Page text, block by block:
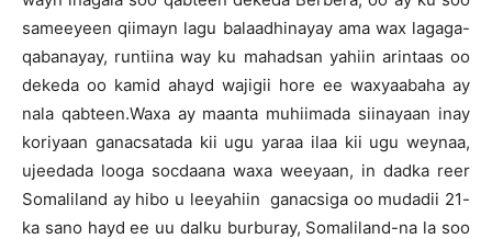
sameeyeen qiimayn lagu balaadhinayay ama wax lagaga-
qabanayay, runtiina way ku mahadsan yahiin arintaas oo
dekeda oo kamid ahayd wajigii hore ee waxyaabaha ay
nala qabteen.Waxa ay maanta muhiimada siinayaan inay
koriyaan ganacsatada kii ugu yaraa ilaa kii ugu weynaa,
ujeedada looga socdaana waxa weeyaan, in dadka reer
Somaliland ay hibo u leeyahiin ganacsiga oo mudadii 21-
ka sano hayd ee uu dalku burburay, Somaliland-na la soo